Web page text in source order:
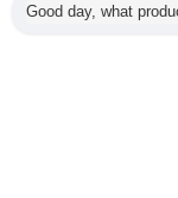
Probe
IEC60335 ยาว
Good day, what